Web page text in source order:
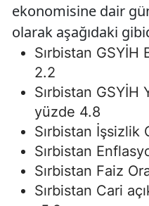
ekonomisine dair
olarak aşağıdaki
Sırbistan GSYİH
2.2
Sırbistan GSYİH
yüzde 4.8
Sırbistan İşsizlik
Sırbistan
Sırbistan Faiz
Sırbistan Cari